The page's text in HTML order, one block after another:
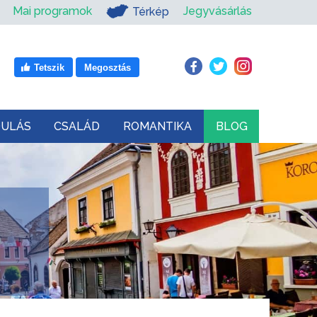
Mai programok Térkép Jegyvásárlás
Tetszik Megosztás
CSALÁD ROMANTIKA BLOG